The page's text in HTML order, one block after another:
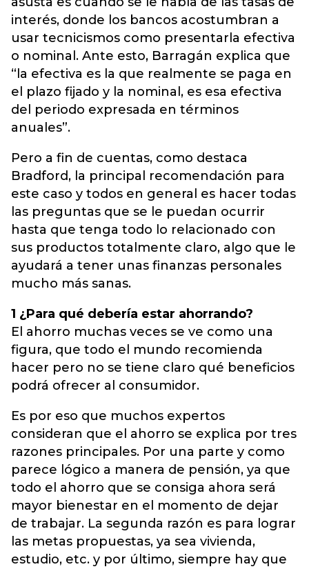
interés, donde los bancos acostumbran a
usar tecnicismos como presentarla efectiva
o nominal. Ante esto, Barragán explica que
“la efectiva es la que realmente se paga en
el plazo fijado y la nominal, es esa efectiva
del periodo expresada en términos
anuales”.
Pero a fin de cuentas, como destaca
Bradford, la principal recomendación para
este caso y todos en general es hacer todas
las preguntas que se le puedan ocurrir
hasta que tenga todo lo relacionado con
sus productos totalmente claro, algo que le
ayudará a tener unas finanzas personales
mucho más sanas.
1 ¿Para qué debería estar ahorrando?
El ahorro muchas veces se ve como una
figura, que todo el mundo recomienda
hacer pero no se tiene claro qué beneficios
podrá ofrecer al consumidor.
Es por eso que muchos expertos
consideran que el ahorro se explica por tres
razones principales. Por una parte y como
parece lógico a manera de pensión, ya que
todo el ahorro que se consiga ahora será
mayor bienestar en el momento de dejar
de trabajar. La segunda razón es para lograr
las metas propuestas, ya sea vivienda,
estudio, etc. y por último, siempre hay que